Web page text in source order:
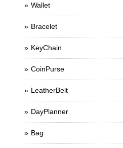
Wallet
Bracelet
KeyChain
CoinPurse
LeatherBelt
DayPlanner
Bag